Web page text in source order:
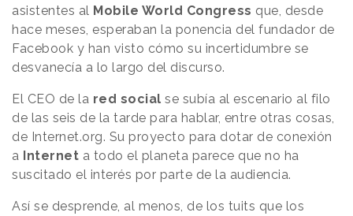
asistentes al Mobile World Congress que, desde
hace meses, esperaban la ponencia del fundador de
Facebook y han visto cómo su incertidumbre se
desvanecía a lo largo del discurso.
El CEO de la red social se subía al escenario al filo
de las seis de la tarde para hablar, entre otras cosas,
de Internet.org. Su proyecto para dotar de conexión
a Internet a todo el planeta parece que no ha
suscitado el interés por parte de la audiencia.
Así se desprende, al menos, de los tuits que los